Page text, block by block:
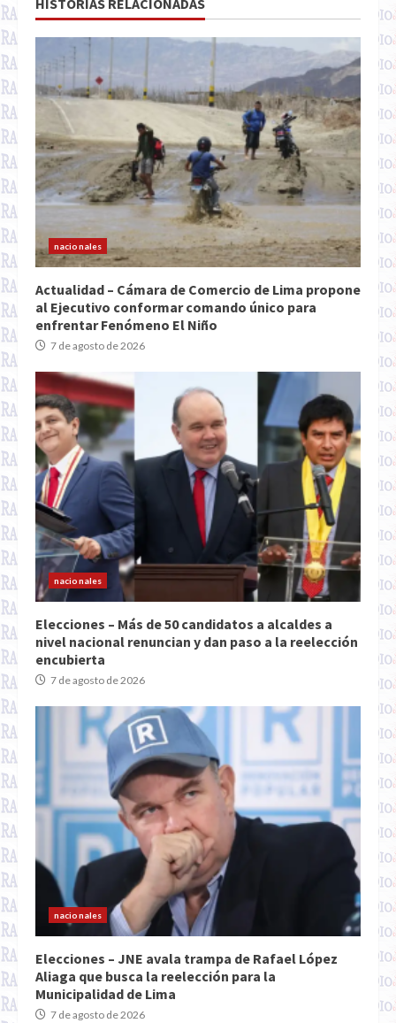
HISTORIAS RELACIONADAS
nacionales
Actualidad – Cámara de Comercio de Lima propone
al Ejecutivo conformar comando único para
enfrentar Fenómeno El Niño
7 de agosto de 2026
nacionales
Elecciones – Más de 50 candidatos a alcaldes a
nivel nacional renuncian y dan paso a la reelección
encubierta
7 de agosto de 2026
nacionales
Elecciones – JNE avala trampa de Rafael López
Aliaga que busca la reelección para la
Municipalidad de Lima
7 de agosto de 2026